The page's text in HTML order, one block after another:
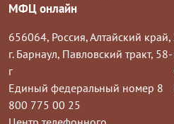
МФЦ онлайн
656064, Россия, Алтайский край,
г. Барнаул, Павловский тракт, 58-
г
Единый федеральный номер 8
800 775 00 25